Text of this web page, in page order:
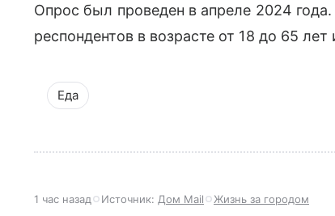
Опрос был проведен в апреле 2024
респондентов в возрасте от 18 до 65
Еда
1 час назад Источник: Дом Mail Жизнь за городом